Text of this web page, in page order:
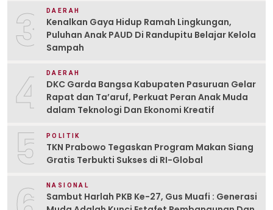
3 DAERAH
Kenalkan Gaya Hidup Ramah Lingkungan,
Puluhan Anak PAUD Di Randupitu Belajar Kelola
Sampah
4 DAERAH
DKC Garda Bangsa Kabupaten Pasuruan Gelar
Rapat dan Ta’aruf, Perkuat Peran Anak Muda
dalam Teknologi Dan Ekonomi Kreatif
5 POLITIK
TKN Prabowo Tegaskan Program Makan Siang
Gratis Terbukti Sukses di RI-Global
NASIONAL
Sambut Harlah PKB Ke-27, Gus Muafi : Generasi